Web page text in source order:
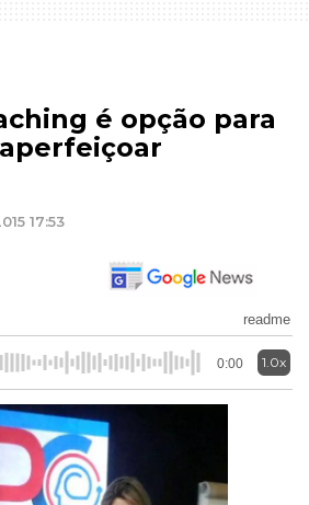
é opção para
17:53
readme
0:00 1.0x